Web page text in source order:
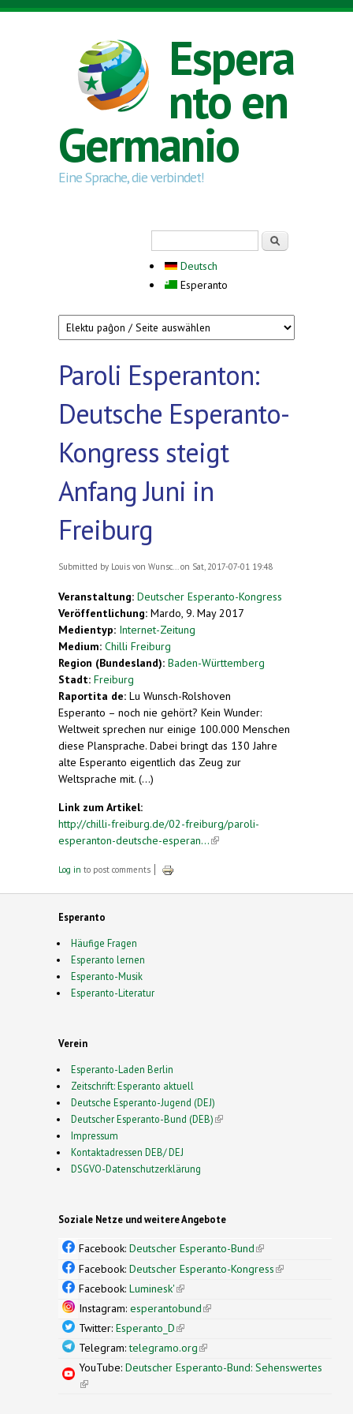
Skip to main content
Espera
nto en
Germanio
Eine Sprache, die verbindet!
Deutsch
Esperanto
Paroli Esperanton:
Deutsche Esperanto-
Kongress steigt
Anfang Juni in
Freiburg
Submitted by Louis von Wunsc... on Sat, 2017-07-01 19:48
Veranstaltung: Deutscher Esperanto-Kongress
Veröffentlichung: Mardo, 9. May 2017
Medientyp: Internet-Zeitung
Medium: Chilli Freiburg
Region (Bundesland): Baden-Württemberg
Stadt: Freiburg
Raportita de: Lu Wunsch-Rolshoven
Esperanto – noch nie gehört? Kein Wunder:
Weltweit sprechen nur einige 100.000 Menschen
diese Plansprache. Dabei bringt das 130 Jahre
alte Esperanto eigentlich das Zeug zur
Weltsprache mit. (...)
Link zum Artikel:
http://chilli-freiburg.de/02-freiburg/paroli-
esperanton-deutsche-esperan...(link is external)
Log in to post comments
Esperanto
Häufige Fragen
Esperanto lernen
Esperanto-Musik
Esperanto-Literatur
Verein
Esperanto-Laden Berlin
Zeitschrift: Esperanto aktuell
Deutsche Esperanto-Jugend (DEJ)
Deutscher Esperanto-Bund (DEB)(link is external)
Impressum
Kontaktadressen DEB/ DEJ
DSGVO-Datenschutzerklärung
Soziale Netze und weitere Angebote
Facebook: Deutscher Esperanto-Bund(link is
external)
Facebook: Deutscher Esperanto-Kongress(link is
Facebook: Luminesk'(link is external)
Instagram: esperantobund(link is external)
Twitter: Esperanto_D(link is external)
Telegram:telegramo.org(link is external)
YouTube: Deutscher Esperanto-Bund: Sehenswertes
(link is external)